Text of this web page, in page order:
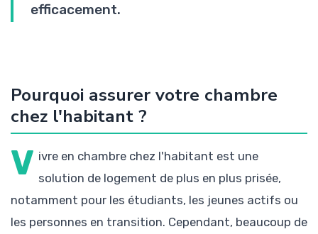
efficacement.
Pourquoi assurer votre chambre
chez l'habitant ?
V ivre en chambre chez l'habitant est une
solution de logement de plus en plus prisée,
notamment pour les étudiants, les jeunes actifs ou
les personnes en transition. Cependant, beaucoup de